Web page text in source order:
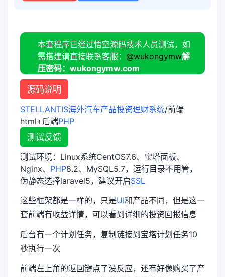
本套程序已经过悟空源码技术人员测试，如
需搭建请直接联系客服： @wukongymw解
压密码：wukongymw.com
源码说明
STELLANTIS海外汽车产品投资理财系统/前端
html+后端PHP
测试反馈
测试环境：Linux系统CentOS7.6、宝塔面板、
Nginx、 PHP8.2、MySQL5.7，运行目录不用管，
伪静态选择laravel5，建议开启SSL
这些框架都是一样的，只是UI和产品不同，但是这一
套前端有收益详情，可以看到详细的投资回报信息
后台有一个计划任务，复制链接到宝塔计划任务10
秒执行一次
前端左上角的返回键点了没反应，还有好像购买了产